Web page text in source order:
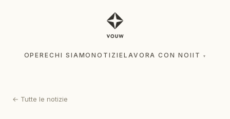
OPERECHI SIAMONOTIZIELAVORA CON NOI IT ▾
← Tutte le notizie